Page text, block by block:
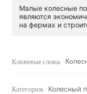
Малые колесные
являются
на фермах и
Ключевые слова:
Категория: Колесный